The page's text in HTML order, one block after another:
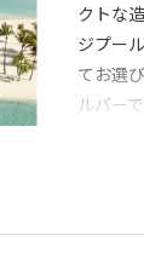
ボスニア
クトな
ジプー
てお選
ルバー